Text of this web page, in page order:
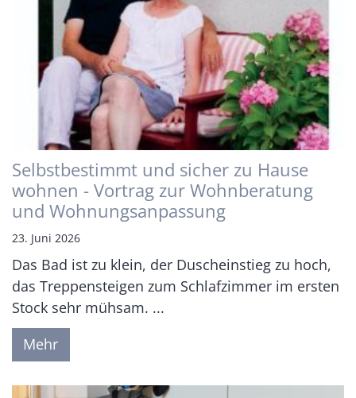
Selbstbestimmt und sicher zu Hause
wohnen - Vortrag zur Wohnberatung
und Wohnungsanpassung
23. Juni 2026
Das Bad ist zu klein, der Duscheinstieg zu hoch,
das Treppensteigen zum Schlafzimmer im ersten
Stock sehr mühsam. ...
Mehr